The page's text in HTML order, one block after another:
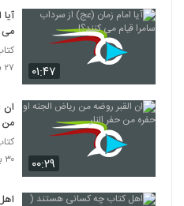
۰۱:۴۷
می
۲۷ بازدید
۰۰:۲۹
ان
من
۳۰ بازدید